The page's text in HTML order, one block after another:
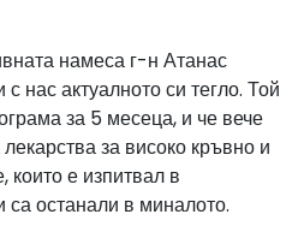
намеса г-н Атанас
нас актуалното си тегло. Той
за 5 месеца, и че вече
за високо кръвно и
които е изпитвал в
останали в миналото.